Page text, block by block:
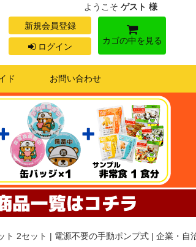
ようこそ ゲスト 様
新規会員登録
ログイン
カゴの中を見る
ド お問い合わせ
ト 2セット | 電源不要の手動ポンプ式 | 企業・自